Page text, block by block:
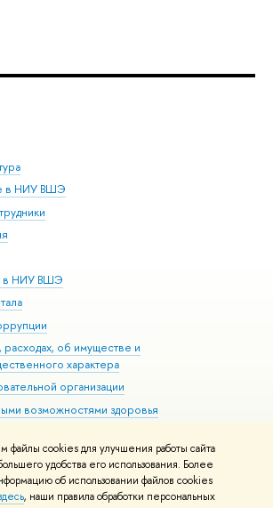
файлы cookies для улучшения работы сайта
удобства его использования. Более
об использовании файлов cookies
, наши правила обработки персональных
в НИУ ВШЭ
в НИУ ВШЭ
об имуществе и
характера
организации
возможностями здоровья